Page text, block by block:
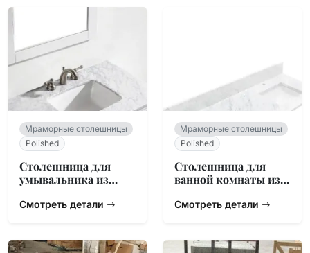
Мраморные столешницы
Polished
Столешница для
умывальника из
Carrera
Смотреть детали
Мраморные столешницы
Polished
Столешница для
ванной комнаты из
Смотреть детали